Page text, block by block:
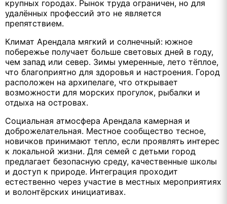
крупных городах. Рынок труда ограничен, но для
удалённых профессий это не является
препятствием.
Климат Арендала мягкий и солнечный: южное
побережье получает больше световых дней в году,
чем запад или север. Зимы умеренные, лето тёплое,
что благоприятно для здоровья и настроения. Город
расположен на архипелаге, что открывает
возможности для морских прогулок, рыбалки и
отдыха на островах.
Социальная атмосфера Арендала камерная и
доброжелательная. Местное сообщество тесное,
новичков принимают тепло, если проявлять интерес
к локальной жизни. Для семей с детьми город
предлагает безопасную среду, качественные школы
и доступ к природе. Интеграция проходит
естественно через участие в местных мероприятиях
и волонтёрских инициативах.